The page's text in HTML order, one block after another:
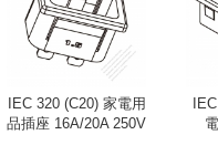
IEC 320 (C20) 家電用
品插座 16A/20A 250V